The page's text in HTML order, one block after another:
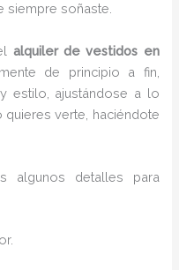
siempre soñaste.
alquiler de vestidos en
de principio a fin,
estilo, ajustándose a lo
verte, haciéndote
algunos detalles para